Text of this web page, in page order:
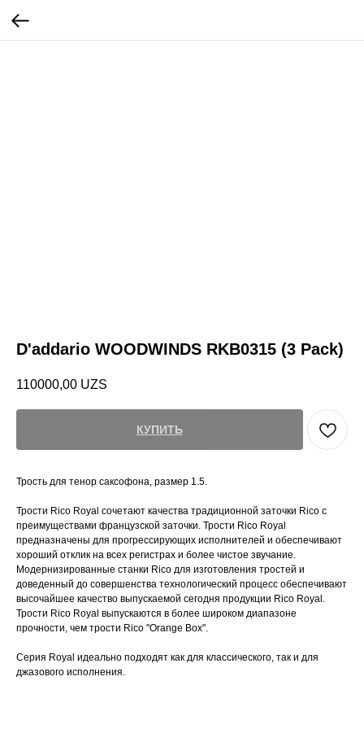
D'addario WOODWINDS RKB0315 (3 Pack)
110000,00 UZS
КУПИТЬ
Трость для тенор саксофона, размер 1.5.
Трости Rico Royal сочетают качества традиционной заточки Rico с
преимуществами французской заточки. Трости Rico Royal
предназначены для прогрессирующих исполнителей и обеспечивают
хороший отклик на всех регистрах и более чистое звучание.
Модернизированные станки Rico для изготовления тростей и
доведенный до совершенства технологический процесс обеспечивают
высочайшее качество выпускаемой сегодня продукции Rico Royal.
Трости Rico Royal выпускаются в более широком диапазоне
прочности, чем трости Rico "Orange Box".
Серия Royal идеально подходят как для классического, так и для
джазового исполнения.